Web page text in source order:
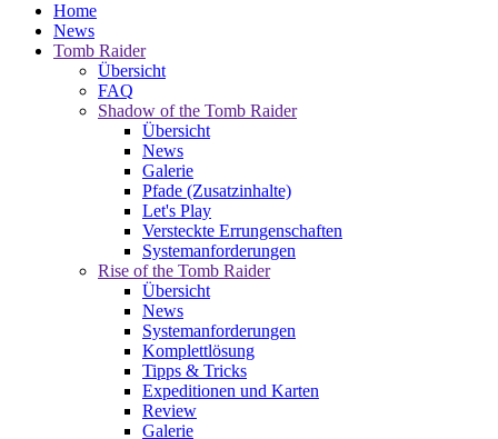
Home
News
Tomb Raider
Übersicht
FAQ
Shadow of the Tomb Raider
Übersicht
News
Galerie
Pfade (Zusatzinhalte)
Let's Play
Versteckte Errungenschaften
Systemanforderungen
Rise of the Tomb Raider
Übersicht
News
Systemanforderungen
Komplettlösung
Tipps & Tricks
Expeditionen und Karten
Review
Galerie